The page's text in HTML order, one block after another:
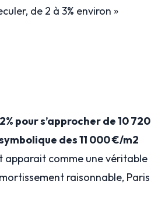
de 2 à 3% environ »
pour s’approcher de 10 720
des 11 000 €/m2
apparait comme une véritable
raisonnable, Paris